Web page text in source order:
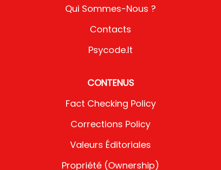
Qui Sommes-Nous ?
Contacts
Psycode.it
CONTENUS
Fact Checking Policy
Corrections Policy
Valeurs Éditoriales
Propriété (Ownership)